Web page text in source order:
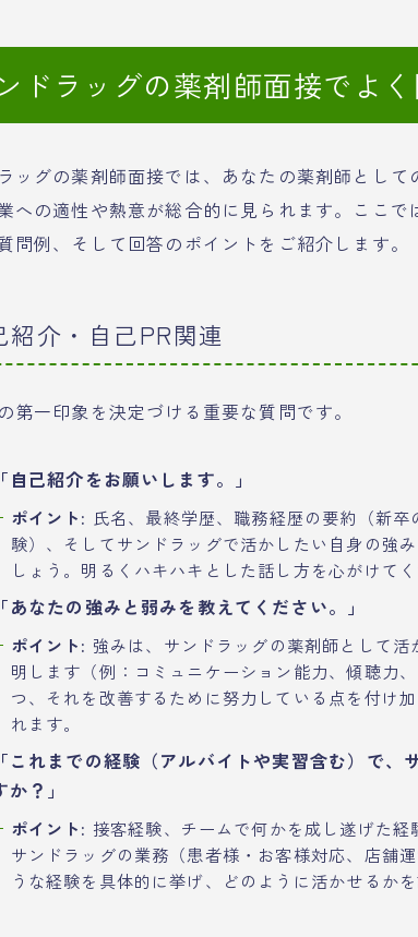
ドラッグの薬剤師面接でよ
ッグの薬剤師面接では、あなたの薬剤師とし
への適性や熱意が総合的に見られます。ここ
問例、そして回答のポイントをご紹介します。
紹介・自己PR関連
第一印象を決定づける重要な質問です。
「自己紹介をお願いします。」
ポイント: 氏名、最終学歴、職務経歴の要約（新
験）、そしてサンドラッグで活かしたい自身の強
しょう。明るくハキハキとした話し方を心がけてく
「あなたの強みと弱みを教えてください。」
ポイント: 強みは、サンドラッグの薬剤師として
明します（例：コミュニケーション能力、傾聴力
つ、それを改善するために努力している点を付け
れます。
「これまでの経験（アルバイトや実習含む）で
か？」
ポイント: 接客経験、チームで何かを成し遂げた経
サンドラッグの業務（患者様・お客様対応、店舗
うな経験を具体的に挙げ、どのように活かせるかを